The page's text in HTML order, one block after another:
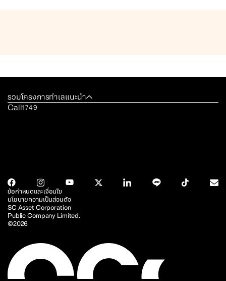
รวมโครงการทำเลแนะนำ
Call1749
SC Asset Corporation
Public Company Limited.
©2026
ข้อกำหนดและเงื่อนไข
นโยบายความเป็นส่วนตัว